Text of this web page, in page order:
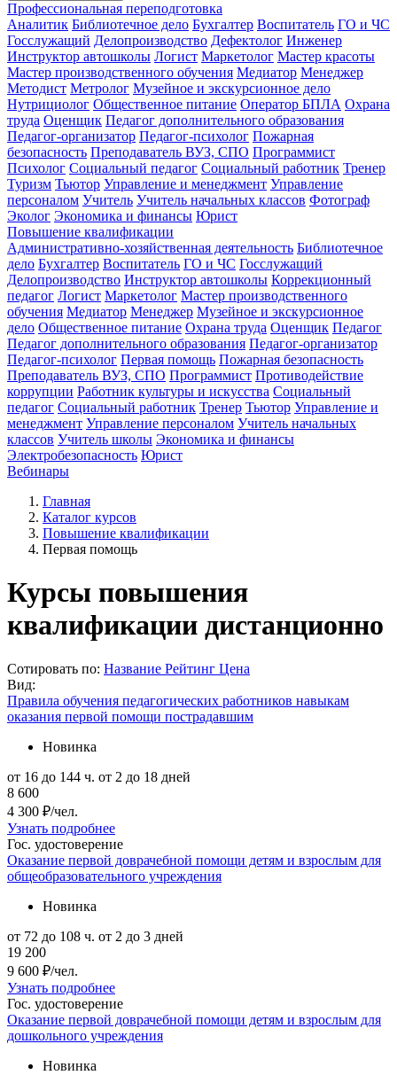
Профессиональная переподготовка
Аналитик Библиотечное дело Бухгалтер Воспитатель ГО и ЧС
Госслужащий Делопроизводство Дефектолог Инженер
Инструктор автошколы Логист Маркетолог Мастер красоты
Мастер производственного обучения Медиатор Менеджер
Методист Метролог Музейное и экскурсионное дело
Нутрициолог Общественное питание Оператор БПЛА Охрана
труда Оценщик Педагог дополнительного образования
Педагог-организатор Педагог-психолог Пожарная
безопасность Преподаватель ВУЗ, СПО Программист
Психолог Социальный педагог Социальный работник Тренер
Туризм Тьютор Управление и менеджмент Управление
персоналом Учитель Учитель начальных классов Фотограф
Эколог Экономика и финансы Юрист
Повышение квалификации
Административно-хозяйственная деятельность Библиотечное
дело Бухгалтер Воспитатель ГО и ЧС Госслужащий
Делопроизводство Инструктор автошколы Коррекционный
педагог Логист Маркетолог Мастер производственного
обучения Медиатор Менеджер Музейное и экскурсионное
дело Общественное питание Охрана труда Оценщик Педагог
Педагог дополнительного образования Педагог-организатор
Педагог-психолог Первая помощь Пожарная безопасность
Преподаватель ВУЗ, СПО Программист Противодействие
коррупции Работник культуры и искусства Социальный
педагог Социальный работник Тренер Тьютор Управление и
менеджмент Управление персоналом Учитель начальных
классов Учитель школы Экономика и финансы
Электробезопасность Юрист
Вебинары
Главная
Каталог курсов
Повышение квалификации
Первая помощь
Курсы повышения
квалификации дистанционно
Сотировать по: Название Рейтинг Цена
Вид:
Правила обучения педагогических работников навыкам
оказания первой помощи пострадавшим
Новинка
от 16 до 144 ч. от 2 до 18 дней
8 600
4 300 ₽/чел.
Узнать подробнее
Гос. удостоверение
Оказание первой доврачебной помощи детям и взрослым для
общеобразовательного учреждения
Новинка
от 72 до 108 ч. от 2 до 3 дней
19 200
9 600 ₽/чел.
Узнать подробнее
Гос. удостоверение
Оказание первой доврачебной помощи детям и взрослым для
дошкольного учреждения
Новинка